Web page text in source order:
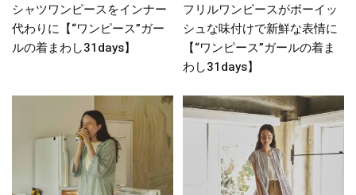
シャツワンピースをインナー
代わりに【“ワンピース”ガー
ルの着まわし31days】
フリルワンピースがボーイッ
シュな味付けで新鮮な表情に
【“ワンピース”ガールの着ま
わし31days】